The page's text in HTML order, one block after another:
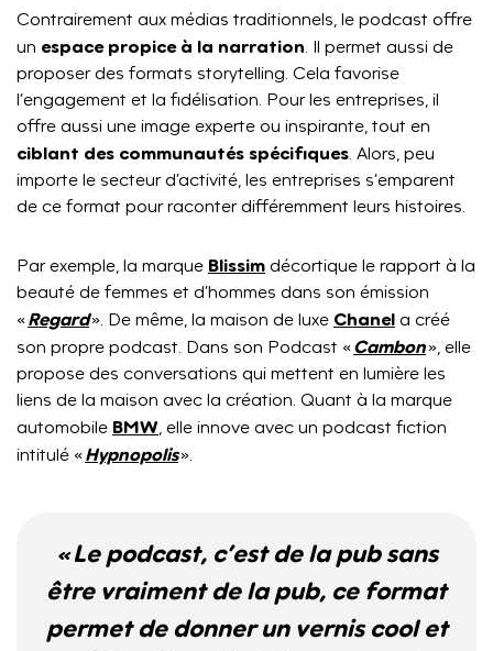
Contrairement aux médias traditionnels, le podcast offre
un espace propice à la narration . Il permet aussi de
proposer des formats storytelling. Cela favorise
l’engagement et la fidélisation. Pour les entreprises, il
offre aussi une image experte ou inspirante, tout en
ciblant des communautés spécifiques . Alors, peu
importe le secteur d’activité, les entreprises s’emparent
de ce format pour raconter différemment leurs histoires.
Par exemple, la marque Blissim décortique le rapport à la
beauté de femmes et d’hommes dans son émission
«Regard». De même, la maison de luxe Chanel a créé
son propre podcast. Dans son Podcast «Cambon», elle
propose des conversations qui mettent en lumière les
liens de la maison avec la création. Quant à la marque
automobile BMW, elle innove avec un podcast fiction
intitulé «Hypnopolis».
« Le podcast, c’est de la pub sans
être vraiment de la pub, ce format
permet de donner un vernis cool et